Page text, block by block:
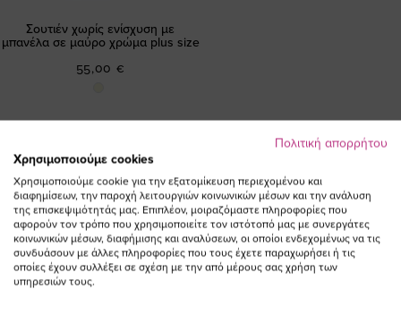
Σουτιέν χωρίς ενίσχυση με
μπανέλα σε μαύρο χρώμα plus size
55,00 €
ΕΓΓΡΑΦΕΙΤΕ ΣΤΟ NEWSLETTER
Πολιτική απορρήτου
Χρησιμοποιούμε cookies
Χρησιμοποιούμε cookie για την εξατομίκευση περιεχομένου και
διαφημίσεων, την παροχή λειτουργιών κοινωνικών μέσων και την ανάλυση
της επισκεψιμότητάς μας. Επιπλέον, μοιραζόμαστε πληροφορίες που
αφορούν τον τρόπο που χρησιμοποιείτε τον ιστότοπό μας με συνεργάτες
κοινωνικών μέσων, διαφήμισης και αναλύσεων, οι οποίοι ενδεχομένως να τις
συνδυάσουν με άλλες πληροφορίες που τους έχετε παραχωρήσει ή τις
οποίες έχουν συλλέξει σε σχέση με την από μέρους σας χρήση των
υπηρεσιών τους.